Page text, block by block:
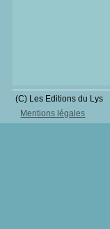
(C) Les Editions du Lys
Mentions légales